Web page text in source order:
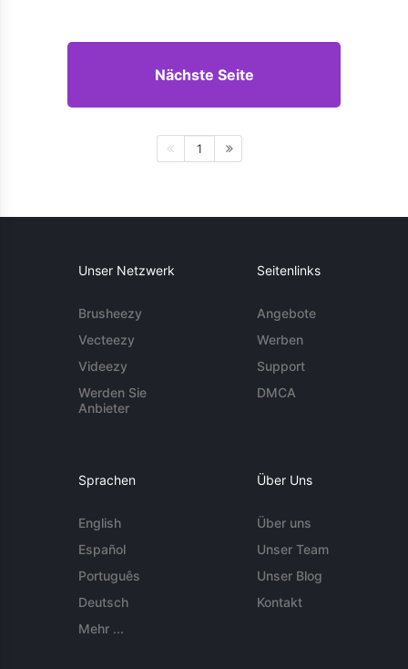
Nächste Seite
1
Unser Netzwerk
Brusheezy
Vecteezy
Videezy
Werden Sie
Anbieter
Seitenlinks
Angebote
Werben
Support
DMCA
Sprachen
English
Español
Português
Deutsch
Mehr ...
Über Uns
Über uns
Unser Team
Unser Blog
Kontakt